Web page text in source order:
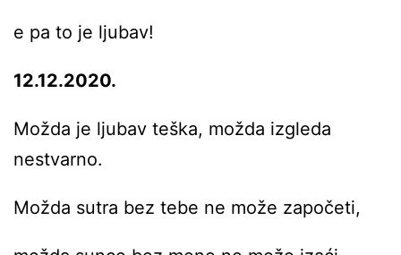
e pa to je ljubav!
12.12.2020.
Možda je ljubav teška, možda izgleda
nestvarno.
Možda sutra bez tebe ne može započeti,